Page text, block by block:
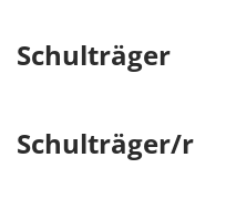
Schulträger
Schulträger/r